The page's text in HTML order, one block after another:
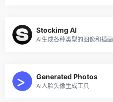
Stockimg AI
AI生成各种类型的图像和插画
Generated Photos
AI人脸头像生成工具